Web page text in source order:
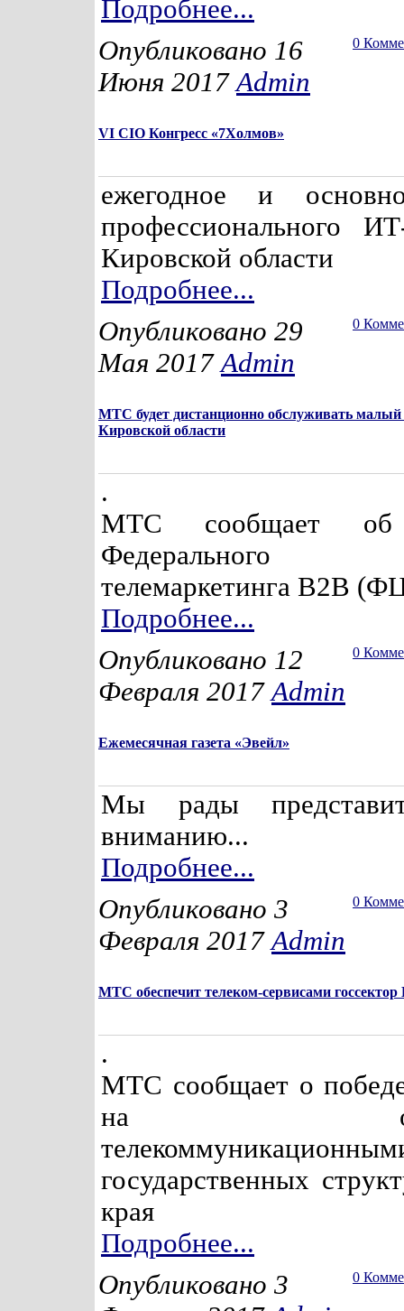
Подробнее...
0
Опубликовано 16
Июня 2017Admin
VI CIO Конгресс «7Холмов»
ежегодное и
профессионального
Кировской области
Подробнее...
0
Опубликовано 29
Мая 2017Admin
МТС будет дистанционно обслуживать малый
Кировской области
.
МТС сообщает об
Федерального
телемаркетинга В2В
Подробнее...
0
Опубликовано 12
Февраля 2017Admin
Ежемесячная газета «Эвейл»
Мы рады
вниманию...
Подробнее...
0
Опубликовано 3
Февраля 2017Admin
МТС обеспечит телеком-сервисами госсектор
.
МТС сообщает о
на
государственных
края
Подробнее...
0
Опубликовано 3